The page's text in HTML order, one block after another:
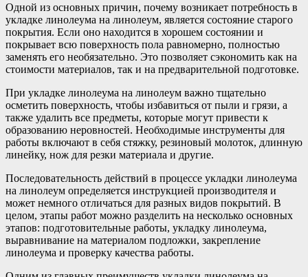
Одной из основных причин, почему возникает потребность в
укладке линолеума на линолеум, является состояние старого
покрытия. Если оно находится в хорошем состоянии и
покрывает всю поверхность пола равномерно, полностью
заменять его необязательно. Это позволяет сэкономить как на
стоимости материалов, так и на предварительной подготовке.
При укладке линолеума на линолеум важно тщательно
осметить поверхность, чтобы избавиться от пыли и грязи, а
также удалить все предметы, которые могут привести к
образованию неровностей. Необходимые инструменты для
работы включают в себя стяжку, резиновый молоток, длинную
линейку, нож для резки материала и другие.
Последовательность действий в процессе укладки линолеума
на линолеум определяется инструкцией производителя и
может немного отличаться для разных видов покрытий. В
целом, этапы работ можно разделить на несколько основных
этапов: подготовительные работы, укладку линолеума,
выравнивание на материалом подложки, закрепление
линолеума и проверку качества работы.